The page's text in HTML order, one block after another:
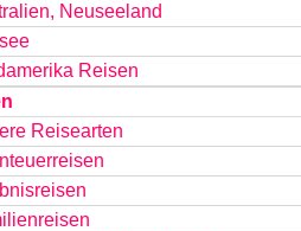
Neuseeland
Reisen
Reisearten